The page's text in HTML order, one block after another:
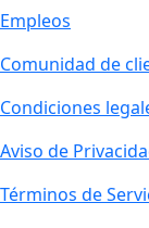
Empleos
Comunidad de
Condiciones
Aviso de
Términos de